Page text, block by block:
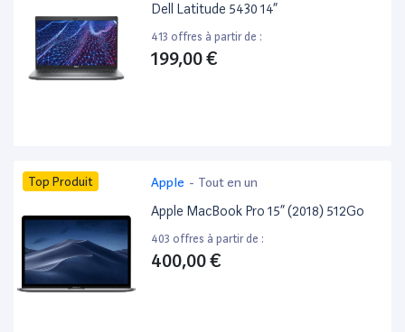
Dell Latitude 5430 14”
413 offres à partir de :
199,00 €
Top Produit Apple - Tout en un
Apple MacBook Pro 15” (2018) 512Go
403 offres à partir de :
400,00 €